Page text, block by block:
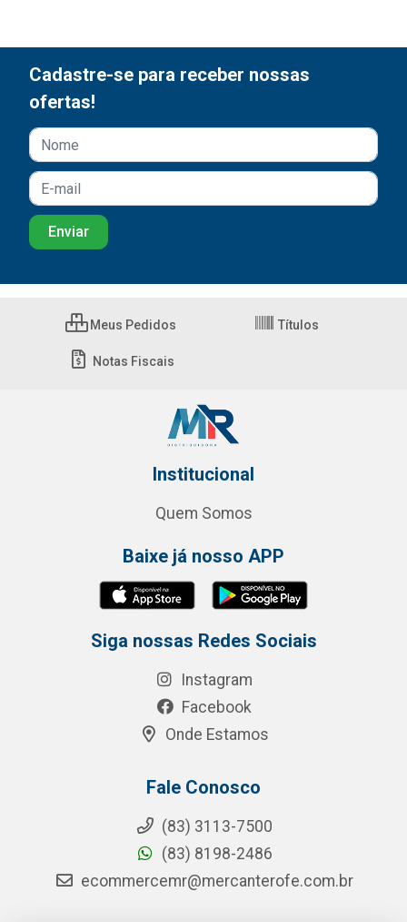
Cadastre-se para receber nossas
ofertas!
Meus Pedidos Títulos
Notas Fiscais
Institucional
Quem Somos
Baixe já nosso APP
Siga nossas Redes Sociais
Instagram
Facebook
Onde Estamos
Fale Conosco
(83) 3113-7500
(83) 8198-2486
ecommercemr@mercanterofe.com.br